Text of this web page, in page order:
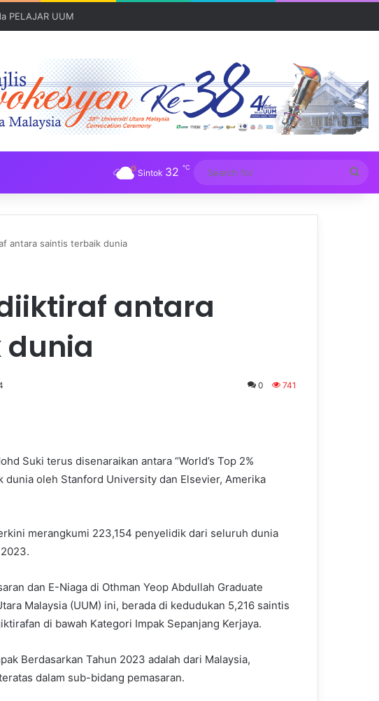
PELAJAR UUM
Sintok 32 ℃
for
antara saintis terbaik dunia
antara
0 741
Suki terus disenaraikan antara “World’s Top 2%
oleh Stanford University dan Elsevier, Amerika
merangkumi 223,154 penyelidik dari seluruh dunia
dan E-Niaga di Othman Yeop Abdullah Graduate
Malaysia (UUM) ini, berada di kedudukan 5,216 saintis
di bawah Kategori Impak Sepanjang Kerjaya.
Berdasarkan Tahun 2023 adalah dari Malaysia,
dalam sub-bidang pemasaran.